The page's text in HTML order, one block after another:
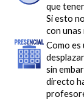
que
Si esto
con unas
Como es
sin
directo